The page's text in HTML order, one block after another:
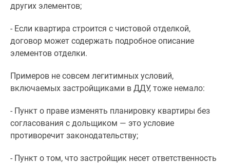
других элементов;
- Если квартира строится с чистовой отделкой,
договор может содержать подробное описание
элементов отделки.
Примеров не совсем легитимных условий,
включаемых застройщиками в ДДУ, тоже немало:
- Пункт о праве изменять планировку квартиры без
согласования с дольщиком — это условие
противоречит законодательству;
- Пункт о том, что застройщик несет ответственность